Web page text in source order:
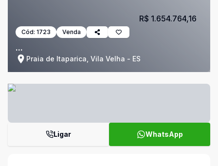
Cód: 1723 Venda
...
Praia de Itaparica, Vila Velha - ES
R$ 1.654.764,16
Ligar WhatsApp